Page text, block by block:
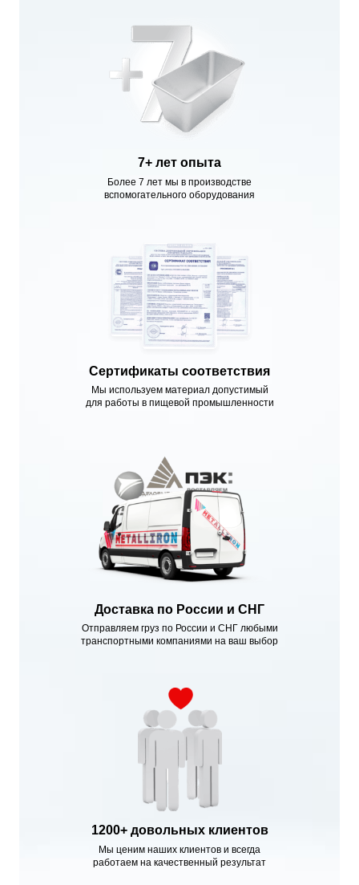
Более 7 лет мы в производстве
вспомогательного оборудования
Мы используем материал допустимый
для работы в пищевой промышленности
Отправляем груз по России и СНГ любыми
транспортными компаниями на ваш выбор
7+ лет опыта
Сертификаты соответствия
Доставка по России и СНГ
Мы ценим наших клиентов и всегда
работаем на качественный результат
1200+ довольных клиентов